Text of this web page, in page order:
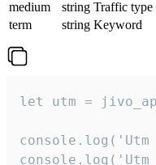
medium
string Traffic type
term
string Keyword
let utm =